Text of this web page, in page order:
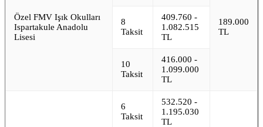
Özel FMV Işık Okulları
Ispartakule Anadolu
Lisesi
189.000
TL
8
Taksit
409.760 -
1.082.515
TL
10
Taksit
416.000 -
1.099.000
TL
6
Taksit
532.520 -
1.195.030
TL